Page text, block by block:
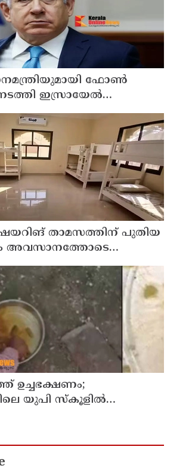
ഫോൺ
ഇസ്രായേൽ
ബിന‍്യമിൻ നെതന്യാഹു
താമസത്തിന് പുതിയ
അവസാനത്തോടെ
ഉച്ചഭക്ഷണം;
യുപി സ്‌കൂളില്‍